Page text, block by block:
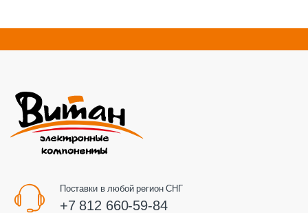
Поставки в любой регион СНГ
+7 812 660-59-84